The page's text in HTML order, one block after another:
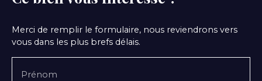
Merci de remplir le formulaire, nous reviendrons vers
vous dans les plus brefs délais.
Prénom